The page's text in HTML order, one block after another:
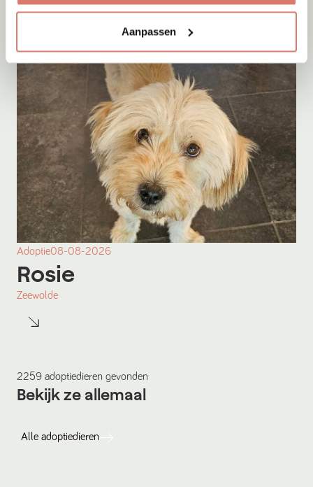
Aanpassen
Adoptie08-08-2026
Rosie
Zeewolde
2259 adoptiedieren gevonden
Bekijk ze allemaal
Alle adoptiedieren